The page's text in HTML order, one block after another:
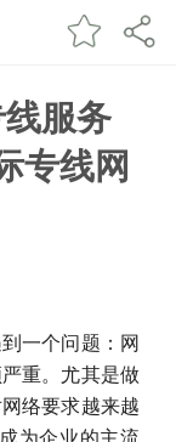
线服务
专线网
一个问题：网
重。尤其是做
络要求越来越